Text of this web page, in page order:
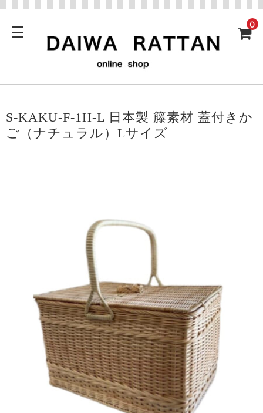
0
S-KAKU-F-1H-L 日本製 籐素材 蓋付きか
ご（ナチュラル）Lサイズ